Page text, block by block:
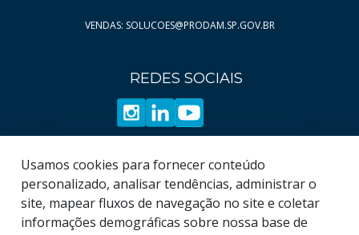
Página
19
Página
105
Página
107
Página
108
Página
109
Página
111
Página
112
Página
113
VENDAS: SOLUCOES@PRODAM.SP.GOV.BR
REDES SOCIAIS
Usamos cookies para fornecer conteúdo
personalizado, analisar tendências, administrar o
site, mapear fluxos de navegação no site e coletar
informações demográficas sobre nossa base de